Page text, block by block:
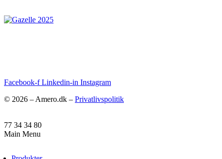
Facebook-f Linkedin-in Instagram
© 2026 – Amero.dk – Privatlivspolitik
77 34 34 80
Main Menu